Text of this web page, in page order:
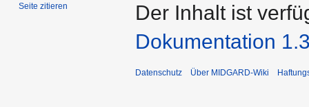
Seite zitieren
Der Inhalt ist
Dokumentation
Datenschutz Über MIDGARD-Wiki